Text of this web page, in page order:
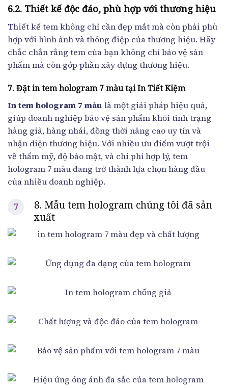
6.2. Thiết kế độc đáo, phù hợp với thương hiệu
Thiết kế tem không chỉ cần đẹp mắt mà còn phải phù
hợp với hình ảnh và thông điệp của thương hiệu. Hãy
chắc chắn rằng tem của bạn không chỉ bảo vệ sản
phẩm mà còn góp phần xây dựng thương hiệu.
7. Đặt in tem hologram 7 màu tại In Tiết Kiệm
In tem hologram 7 màu là một giải pháp hiệu quả,
giúp doanh nghiệp bảo vệ sản phẩm khỏi tình trạng
hàng giả, hàng nhái, đồng thời nâng cao uy tín và
nhận diện thương hiệu. Với nhiều ưu điểm vượt trội
về thẩm mỹ, độ bảo mật, và chi phí hợp lý, tem
hologram 7 màu đang trở thành lựa chọn hàng đầu
của nhiều doanh nghiệp.
8. Mẫu tem hologram chúng tôi đã sản
xuất